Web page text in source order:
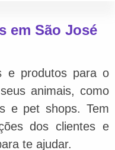
em São José
e produtos para o
animais, como
e pet shops. Tem
dos clientes e
te ajudar.